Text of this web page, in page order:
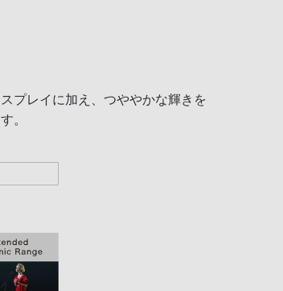
プレイに加え、つややかな輝きを
。